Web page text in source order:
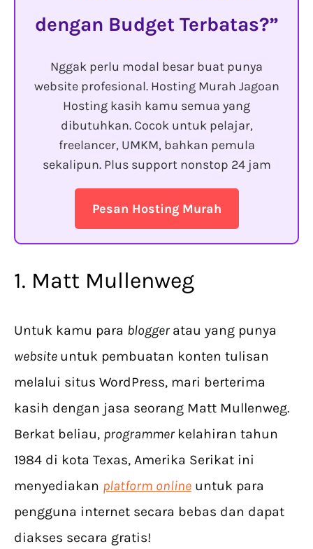
dengan Budget Terbatas?
Nggak perlu modal besar buat punya
website profesional. Hosting Murah Jagoan
Hosting kasih kamu semua yang
dibutuhkan. Cocok untuk pelajar,
freelancer, UMKM, bahkan pemula
sekalipun. Plus support nonstop 24 jam
Pesan Hosting Murah
1. Matt Mullenweg
Untuk kamu para blogger atau yang punya
website untuk pembuatan konten tulisan
melalui situs WordPress, mari berterima
kasih dengan jasa seorang Matt Mullenweg.
Berkat beliau, programmer kelahiran tahun
1984 di kota Texas, Amerika Serikat ini
menyediakan platform online untuk para
pengguna internet secara bebas dan dapat
diakses secara gratis!